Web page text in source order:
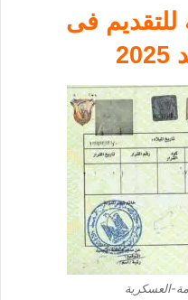
للتقديم فى
العسكرية